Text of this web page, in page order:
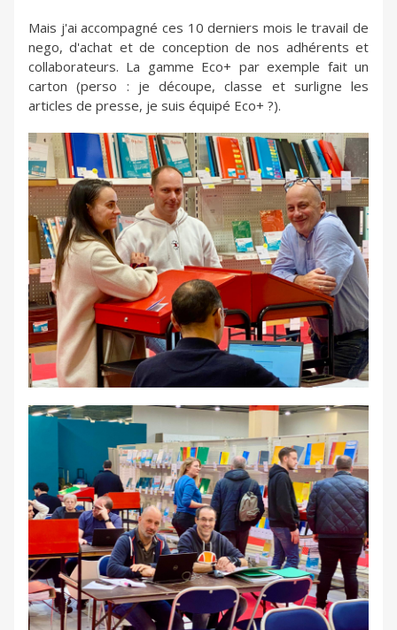
Mais j'ai accompagné ces 10 derniers mois le travail de
nego, d'achat et de conception de nos adhérents et
collaborateurs. La gamme Eco+ par exemple fait un
carton (perso : je découpe, classe et surligne les
articles de presse, je suis équipé Eco+ ?).